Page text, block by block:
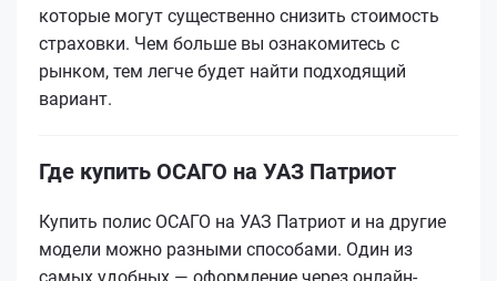
которые могут существенно снизить стоимость
страховки. Чем больше вы ознакомитесь с
рынком, тем легче будет найти подходящий
вариант.
Где купить ОСАГО на УАЗ Патриот
Купить полис ОСАГО на УАЗ Патриот и на другие
модели можно разными способами. Один из